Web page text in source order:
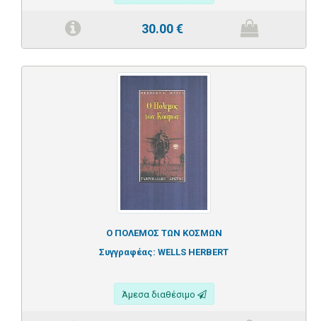
30.00€
Ο ΠΟΛΕΜΟΣ ΤΩΝ ΚΟΣΜΩΝ
Συγγραφέας: WELLS HERBERT
Άμεσα διαθέσιμο